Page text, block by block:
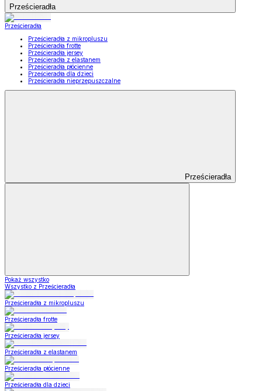
Prześcieradła
Prześcieradła
Prześcieradła z mikropluszu
Prześcieradła frotte
Prześcieradła jersey
Prześcieradła z elastanem
Prześcieradła płócienne
Prześcieradła dla dzieci
Prześcieradła nieprzepuszczalne
Prześcieradła
Pokaż wszystko
Wszystko z Prześcieradła
Prześcieradła z mikropluszu
Prześcieradła frotte
Prześcieradła jersey
Prześcieradła z elastanem
Prześcieradła płócienne
Prześcieradła dla dzieci